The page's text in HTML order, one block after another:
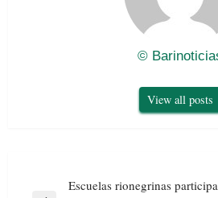
©
View all posts
NavegaciónEscuelas rionegrinas